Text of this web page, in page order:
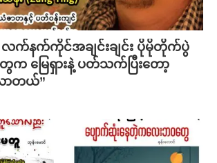
လက်နက်ကိုင်အချင်းချင်း ပိုမိုတိုက်ပွဲ
ေက မြေရှားနဲ့ ပတ်သက်ပြီးတော့
ာတယ်”